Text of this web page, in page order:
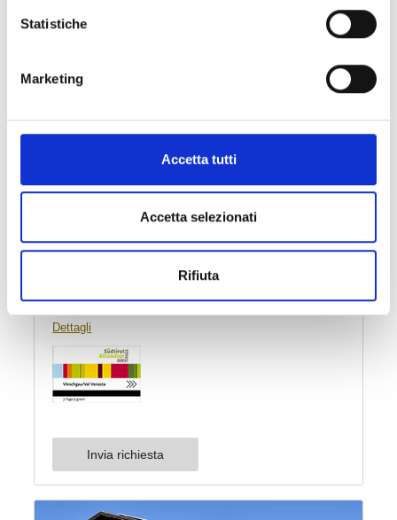
Statistiche
Marketing
Accetta tutti
Accetta selezionati
Rifiuta